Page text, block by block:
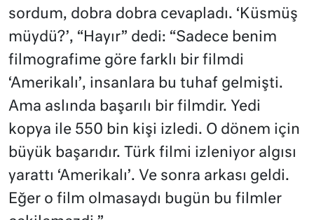
sordum, dobra dobra cevapladı. ‘Küsmüş
müydü?’, “Hayır” dedi: “Sadece benim
filmografime göre farklı bir filmdi
‘Amerikalı’, insanlara bu tuhaf gelmişti.
Ama aslında başarılı bir filmdir. Yedi
kopya ile 550 bin kişi izledi. O dönem için
büyük başarıdır. Türk filmi izleniyor algısı
yarattı ‘Amerikalı’. Ve sonra arkası geldi.
Eğer o film olmasaydı bugün bu filmler